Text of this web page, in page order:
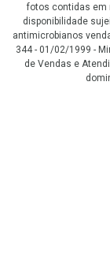
fotos contidas em
disponibilidade
antimicrobianos
344 - 01/02/1999 -
de Vendas e